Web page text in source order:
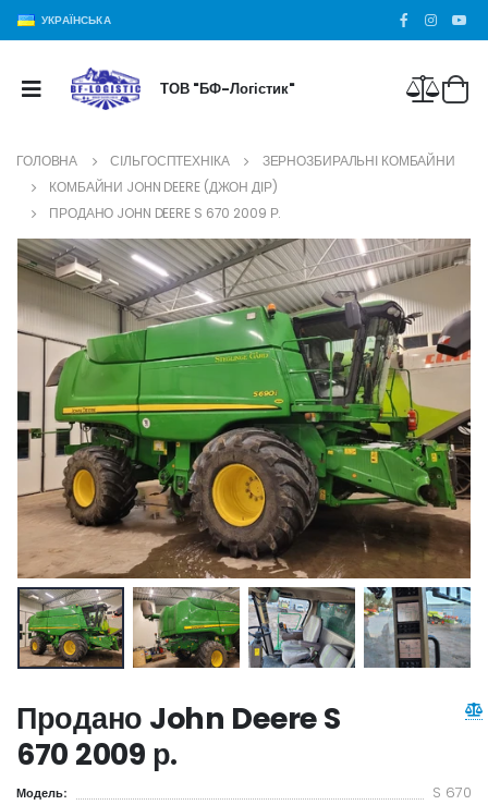
УКРАЇНСЬКА
ТОВ "БФ-Логістик"
ГОЛОВНА СІЛЬГОСПТЕХНІКА
ЗЕРНОЗБИРАЛЬНІ КОМБАЙНИ
КОМБАЙНИ JOHN DEERE (ДЖОН ДІР)
ПРОДАНО JOHN DEERE S 670 2009 Р.
Продано John Deere S
670 2009 р.
Модель: S 670